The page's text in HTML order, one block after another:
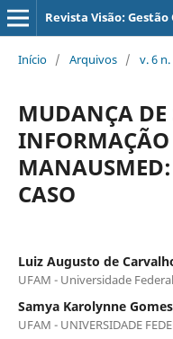
Revista Visão:
Início / Arquivos / v. 6
MUDANÇA DE
CASO
Luiz Augusto de
UFAM - Universidade
Samya Karolynne
UFAM - UNIVERSIDADE